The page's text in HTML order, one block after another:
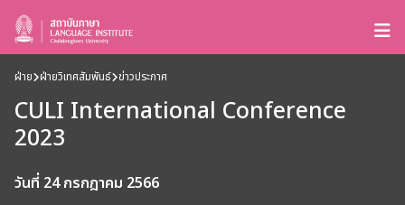
ฝ่าย ฝ่ายวิเทศสัมพันธ์ ข่าวประกาศ
CULI International Conference
2023
วันที่ 24 กรกฎาคม 2566